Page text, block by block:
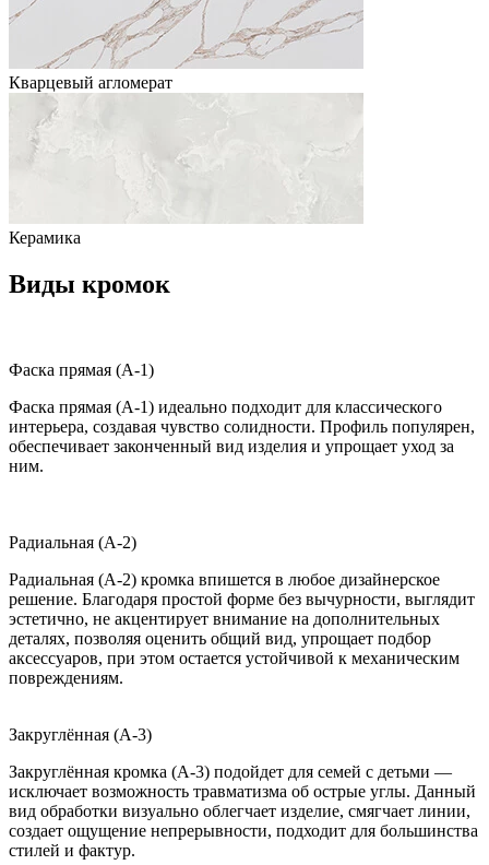
Кварцевый агломерат
Керамика
Виды кромок
Фаска прямая (A-1)
Фаска прямая (A-1) идеально подходит для классического
интерьера, создавая чувство солидности. Профиль популярен,
обеспечивает законченный вид изделия и упрощает уход за
ним.
Радиальная (A-2)
Радиальная (A-2) кромка впишется в любое дизайнерское
решение. Благодаря простой форме без вычурности, выглядит
эстетично, не акцентирует внимание на дополнительных
деталях, позволяя оценить общий вид, упрощает подбор
аксессуаров, при этом остается устойчивой к механическим
повреждениям.
Закруглённая (A-3)
Закруглённая кромка (A-3) подойдет для семей с детьми —
исключает возможность травматизма об острые углы. Данный
вид обработки визуально облегчает изделие, смягчает линии,
создает ощущение непрерывности, подходит для большинства
стилей и фактур.